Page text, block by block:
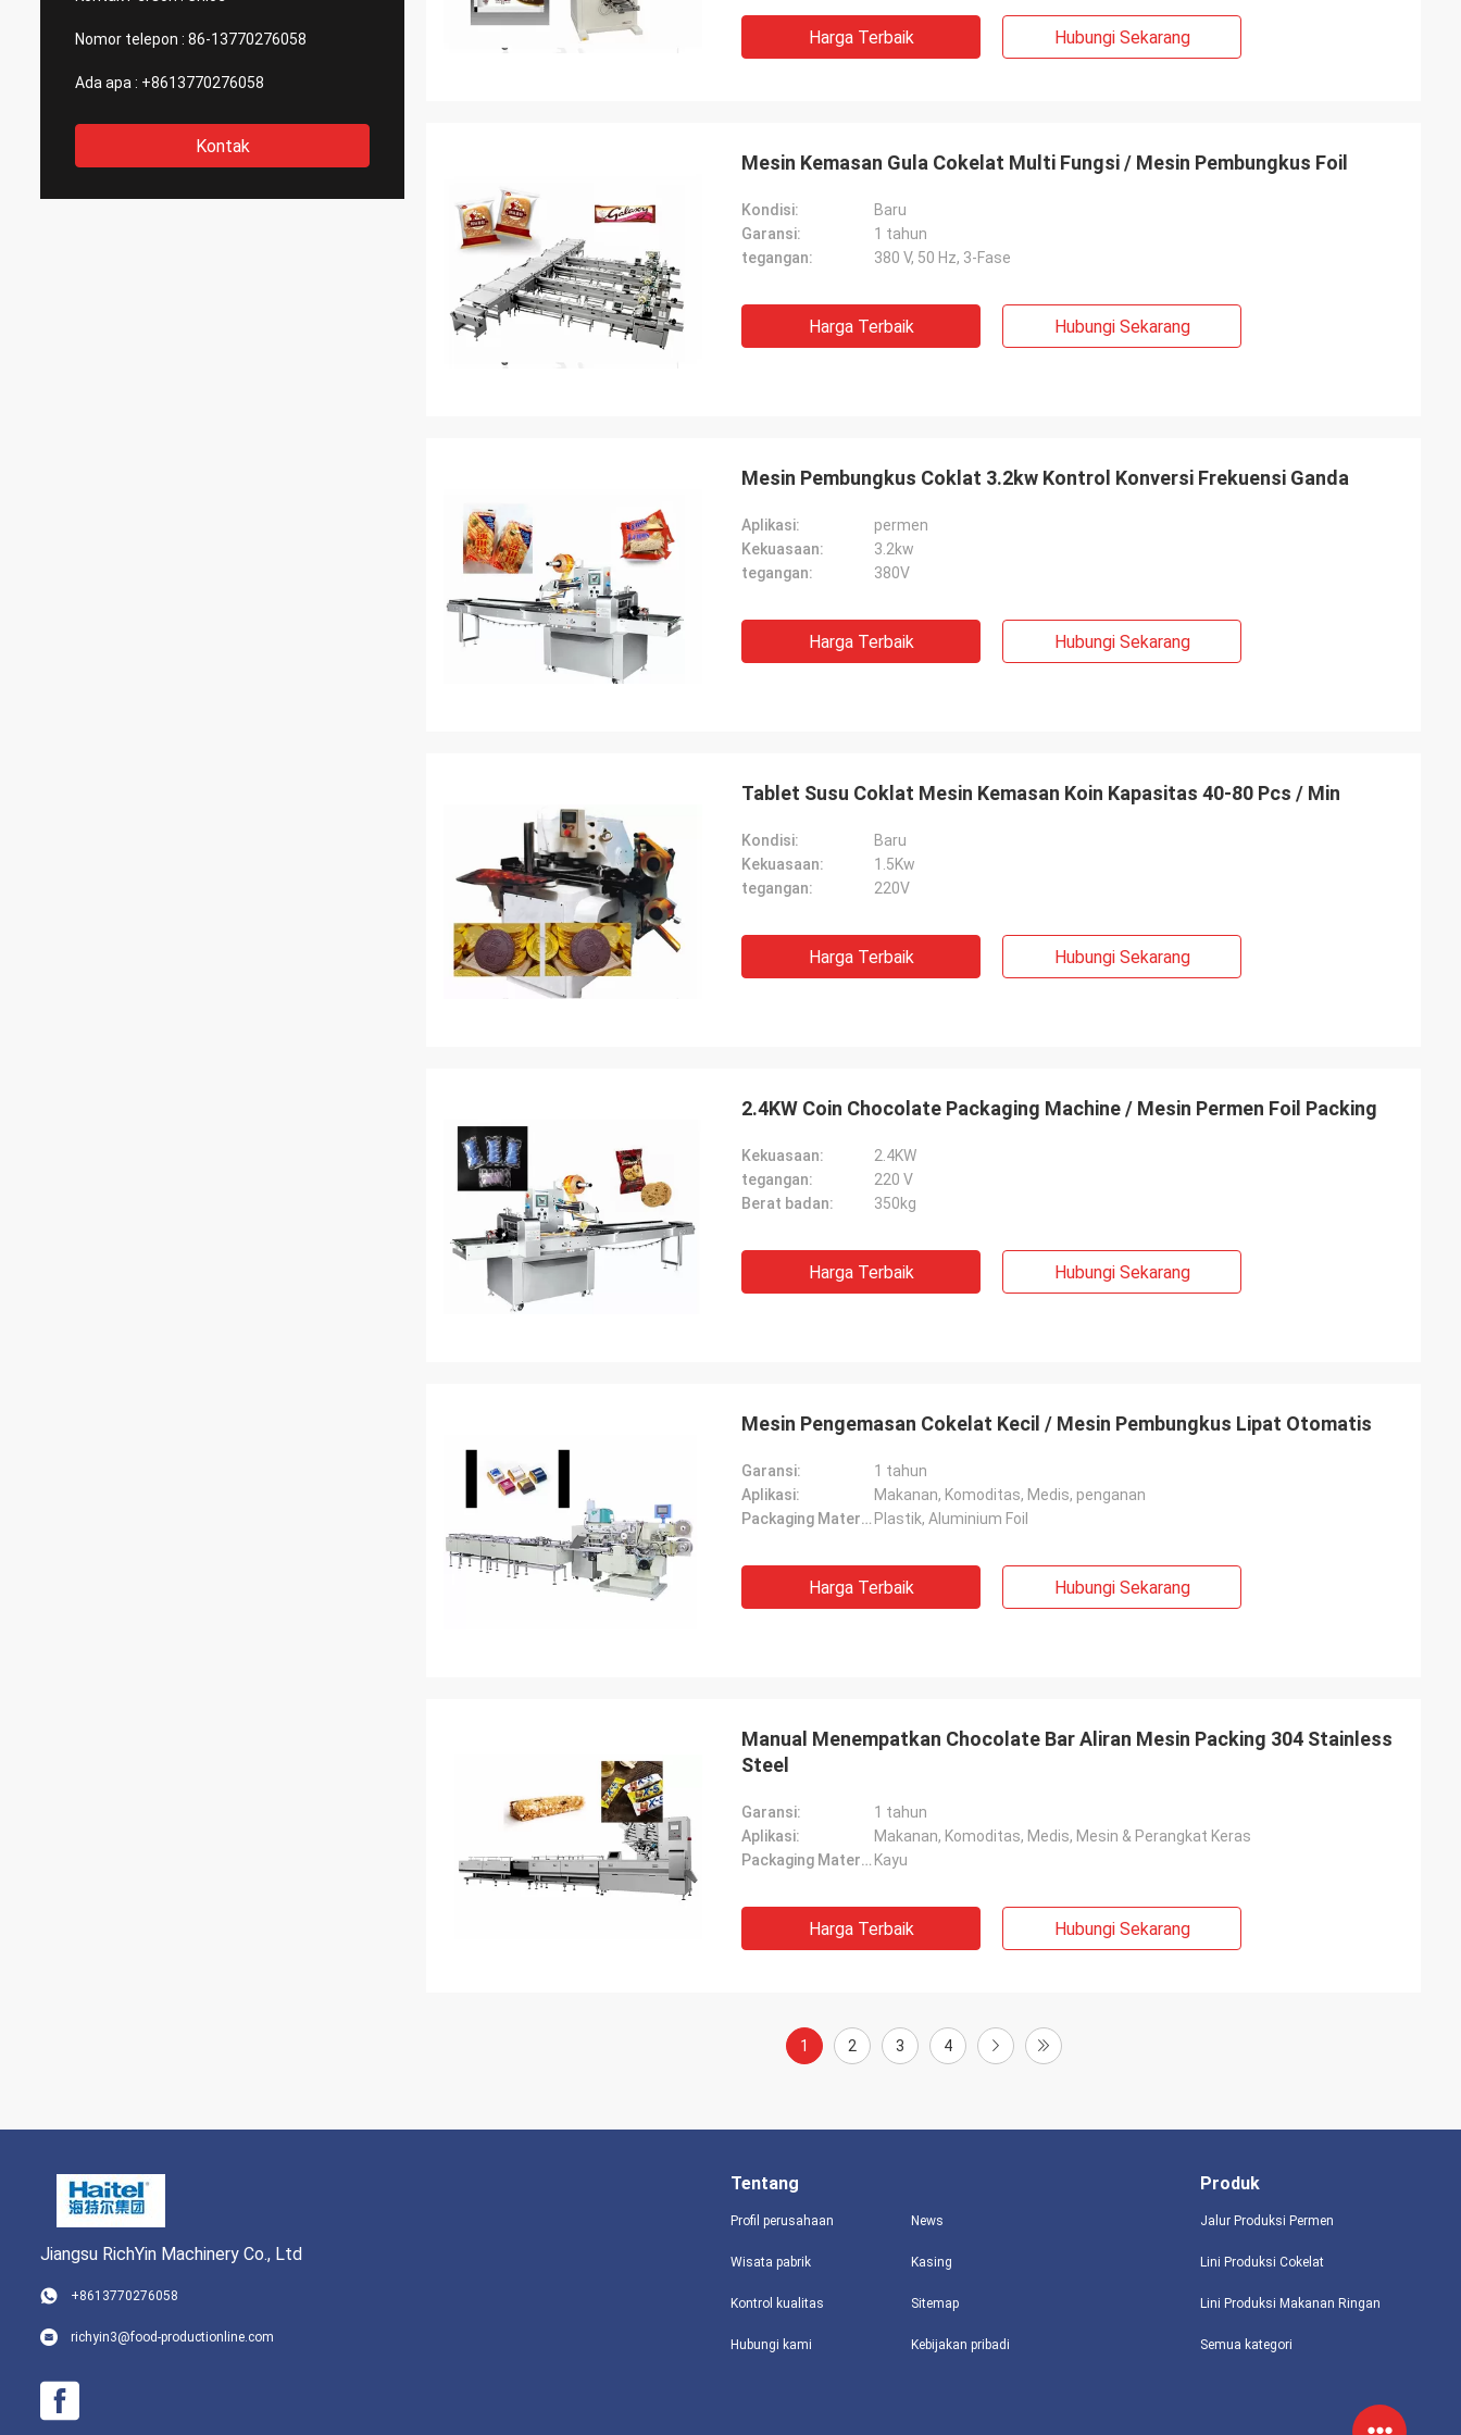
hati nurani.
Nomor telepon : 86-13770276058
Ada apa : +8613770276058
Kontak
Harga Terbaik Hubungi Sekarang
Mesin Kemasan Gula Cokelat Multi Fungsi / Mesin Pembungkus Foil
Kondisi:
Baru
Garansi:
1 tahun
tegangan:
380 V, 50 Hz, 3-Fase
Harga Terbaik Hubungi Sekarang
Mesin Pembungkus Coklat 3.2kw Kontrol Konversi Frekuensi Ganda
Aplikasi:
permen
Kekuasaan:
3.2kw
tegangan:
380V
Harga Terbaik Hubungi Sekarang
Tablet Susu Coklat Mesin Kemasan Koin Kapasitas 40-80 Pcs / Min
Kondisi:
Baru
Kekuasaan:
1.5Kw
tegangan:
220V
Harga Terbaik Hubungi Sekarang
2.4KW Coin Chocolate Packaging Machine / Mesin Permen Foil Packing
Kekuasaan:
2.4KW
tegangan:
220 V
Berat badan:
350kg
Harga Terbaik Hubungi Sekarang
Mesin Pengemasan Cokelat Kecil / Mesin Pembungkus Lipat Otomatis
Garansi:
1 tahun
Aplikasi:
Makanan, Komoditas, Medis, penganan
Packaging Material: Plastik, Aluminium Foil
Harga Terbaik Hubungi Sekarang
Manual Menempatkan Chocolate Bar Aliran Mesin Packing 304 Stainless
Steel
Garansi:
1 tahun
Aplikasi:
Makanan, Komoditas, Medis, Mesin & Perangkat Keras
Packaging Material: Kayu
Harga Terbaik Hubungi Sekarang
1 2 3 4
Jiangsu RichYin Machinery Co., Ltd
+8613770276058
richyin3@food-productionline.com
Tentang
Profil perusahaan
Wisata pabrik
Kontrol kualitas
Hubungi kami
News
Kasing
Sitemap
Kebijakan pribadi
Produk
Jalur Produksi Permen
Lini Produksi Cokelat
Lini Produksi Makanan Ringan
Semua kategori